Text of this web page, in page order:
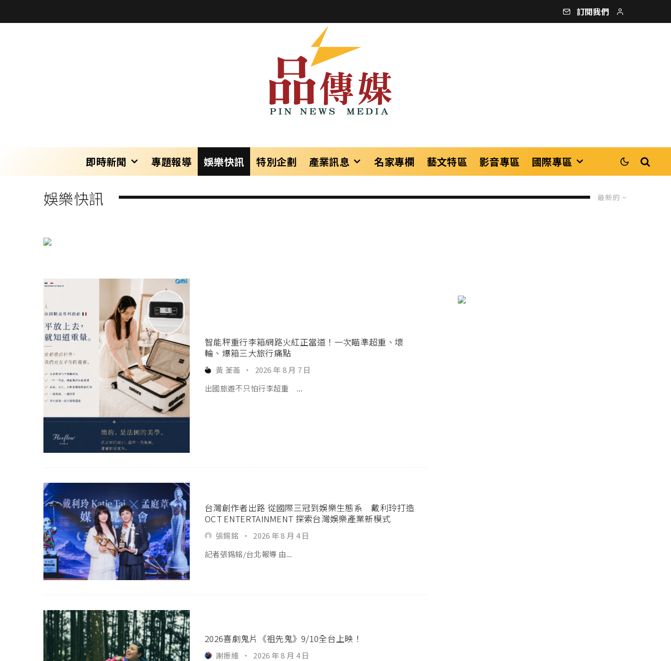
訂閱我們
即時新聞 專題報導 娛樂快訊 特別企劃 產業訊息 名家專欄 藝文特區 影音專區 國際專區
最新的
娛樂快訊
智能秤重行李箱網路火紅正當道！一次瞄準超重、壞
輪、爆箱三大旅行痛點
黃 荃菕 ·
2026 年 8 月 7 日
出國旅遊不只怕行李超重 ...
台灣創作者出路 從國際三冠到娛樂生態系 戴利玲打造
OCT ENTERTAINMENT 探索台灣娛樂產業新模式
張錫銘 ·
2026 年 8 月 4 日
記者張錫銘/台北報導 由...
2026喜劇鬼片《祖先鬼》9/10全台上映！
謝振維 ·
2026 年 8 月 4 日